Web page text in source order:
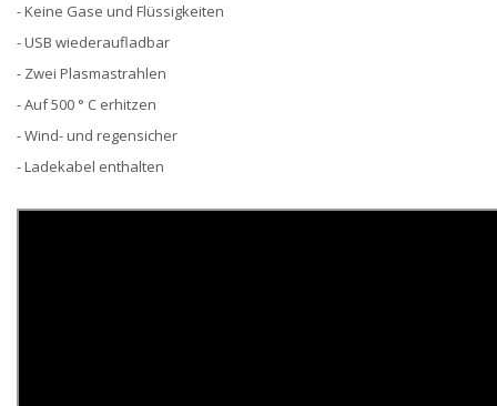
- Keine Gase und Flüssigkeiten
- USB wiederaufladbar
- Zwei Plasmastrahlen
- Auf 500 ° C erhitzen
- Wind- und regensicher
- Ladekabel enthalten